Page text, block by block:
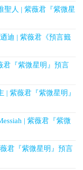
聖人 | 紫薇君『紫微星
迪 | 紫薇君《預言籤
君『紫微星明』預言
| 紫薇君『紫微星明』
| 紫薇君『紫微
君『紫微星明』預言